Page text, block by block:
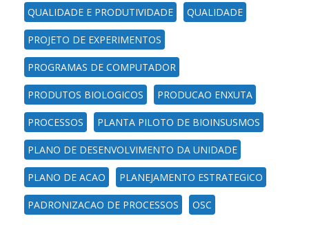
QUALIDADE E PRODUTIVIDADE QUALIDADE
PROJETO DE EXPERIMENTOS
PROGRAMAS DE COMPUTADOR
PRODUTOS BIOLOGICOS PRODUCAO ENXUTA
PROCESSOS PLANTA PILOTO DE BIOINSUSMOS
PLANO DE DESENVOLVIMENTO DA UNIDADE
PLANO DE ACAO PLANEJAMENTO ESTRATEGICO
PADRONIZACAO DE PROCESSOS OSC